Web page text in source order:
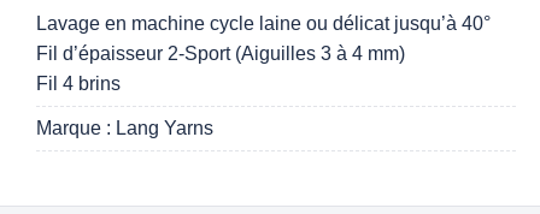
Lavage en machine cycle laine ou délicat jusqu’à 40°
Fil d’épaisseur 2-Sport (Aiguilles 3 à 4 mm)
Fil 4 brins
Marque : Lang Yarns